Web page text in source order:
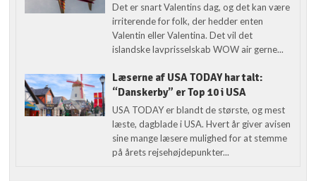
Det er snart Valentins dag, og det kan være
irriterende for folk, der hedder enten
Valentin eller Valentina. Det vil det
islandske lavprisselskab WOW air gerne...
Læserne af USA TODAY har talt:
“Danskerby” er Top 10 i USA
USA TODAY er blandt de største, og mest
læste, dagblade i USA. Hvert år giver avisen
sine mange læsere mulighed for at stemme
på årets rejsehøjdepunkter...